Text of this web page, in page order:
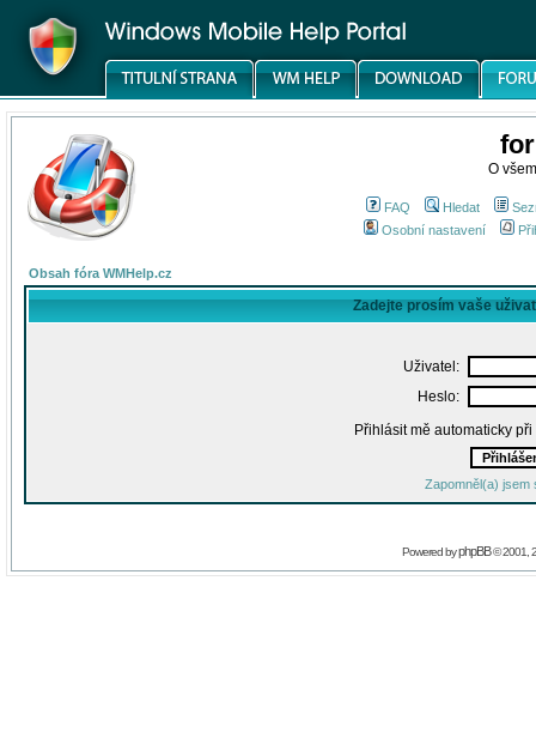
O
FAQ Hledat
Osobní nastavení
Obsah fóra WMHelp.cz
Zadejte prosím vaše
Uživatel:
Heslo:
Přihlásit mě automaticky
Zapomněl(a) jsem
Powered byphpBB© 2001,